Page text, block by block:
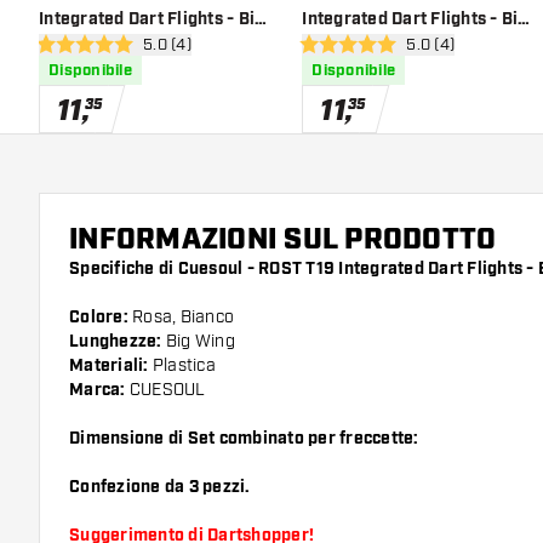
Integrated Dart Flights - Big
Wing - Pink Clearapri pannello recensioni
5 stelle di valutazione
5.0 (4)
Disponibile
11,35
Integrated Dart Flights - Big
Wing - Green White
apri pannello
5 stelle di valutazione
5.0 (4)
Disponibile
11,35
INFORMAZIONI SUL PRODOTTO
Specifiche di Cuesoul - ROST T19 Integrated Dart Flights -
Colore: Rosa, Bianco
Lunghezze: Big Wing
Materiali: Plastica
Marca: CUESOUL
Dimensione di Set combinato per freccette:
Confezione da 3 pezzi.
Suggerimento di Dartshopper!